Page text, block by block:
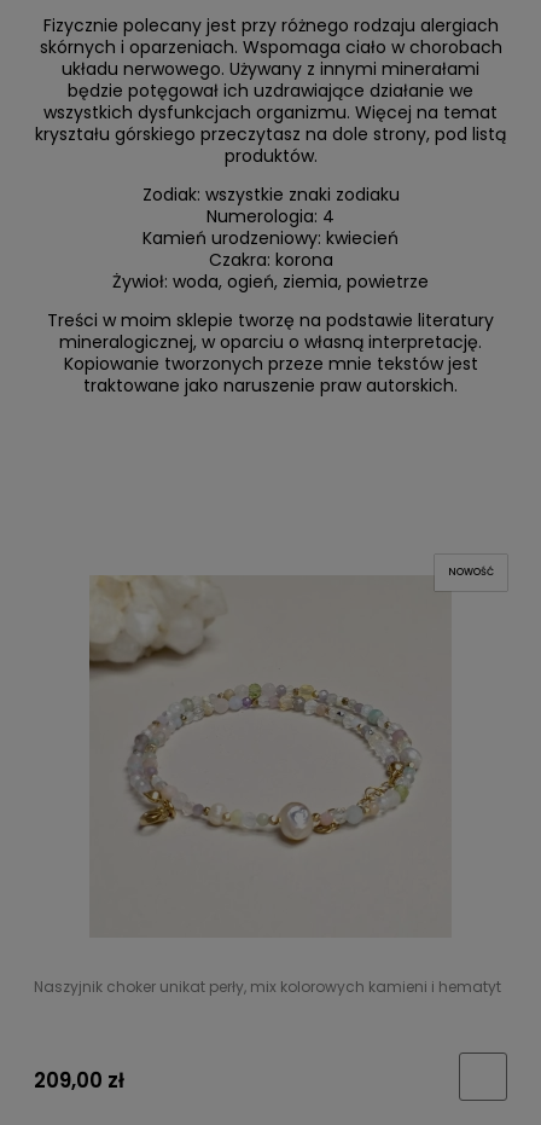
Fizycznie polecany jest przy różnego rodzaju alergiach
skórnych i oparzeniach. Wspomaga ciało w chorobach
układu nerwowego. Używany z innymi minerałami
będzie potęgował ich uzdrawiające działanie we
wszystkich dysfunkcjach organizmu. Więcej na temat
kryształu górskiego przeczytasz na dole strony, pod listą
produktów.
Zodiak: wszystkie znaki zodiaku
Numerologia: 4
Kamień urodzeniowy: kwiecień
Czakra: korona
Żywioł: woda, ogień, ziemia, powietrze
Treści w moim sklepie tworzę na podstawie literatury
mineralogicznej, w oparciu o własną interpretację.
Kopiowanie tworzonych przeze mnie tekstów jest
traktowane jako naruszenie praw autorskich.
Naszyjnik choker unikat perły, mix kolorowych kamieni i hematyt
209,00 zł
NOWOŚĆ